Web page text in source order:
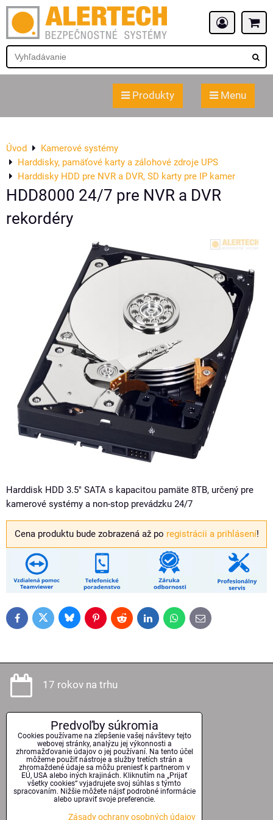
Produkty Menu
Úvod
Kamerové systémy
Harddisky, pamäťové karty a zálohové zdroje UPS
Harddisky HDD pre NVR a DVR, SD karty pre IP kamer
HDD8000 24/7 pre NVR a DVR
rekordéry
Harddisk HDD 3.5" SATA s kapacitou pamäte 8TB, určený pre
kamerové systémy a non-stop prevádzku 24/7
Cena produktu bude zobrazená až po registrácii a prihlásení!
FacebookTwitter BlueskyPinterestReddit LinkedInWhatsApp
E-
mail
17 rokov na trhu
Odborné poradenstvo
Kvalitné technológie
Predvoľby súkromia
Cookies používame na zlepšenie vašej návštevy tejto
webovej stránky, analýzu jej výkonnosti a
zhromažďovanie údajov o jej používaní. Na tento účel
môžeme použiť nástroje a služby tretích strán a
zhromaždené údaje sa môžu preniesť k partnerom v
EÚ, USA alebo iných krajinách. Kliknutím na „Prijať
všetky cookies“ vyjadrujete svoj súhlas s týmto
spracovaním. Nižšie môžete nájsť podrobné informácie
alebo upraviť svoje preferencie.
Zásady ochrany osobných údajov